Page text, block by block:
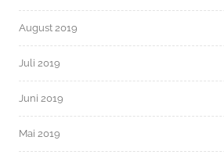
August 2019
Juli 2019
Juni 2019
Mai 2019